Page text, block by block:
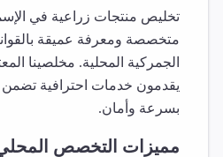
تخليص منتجات زراعية في
متخصصة ومعرفة عميقة
الجمركية المحلية. مخلصينا
يقدمون خدمات احترافية
بسرعة وأمان.
مميزات التخصص